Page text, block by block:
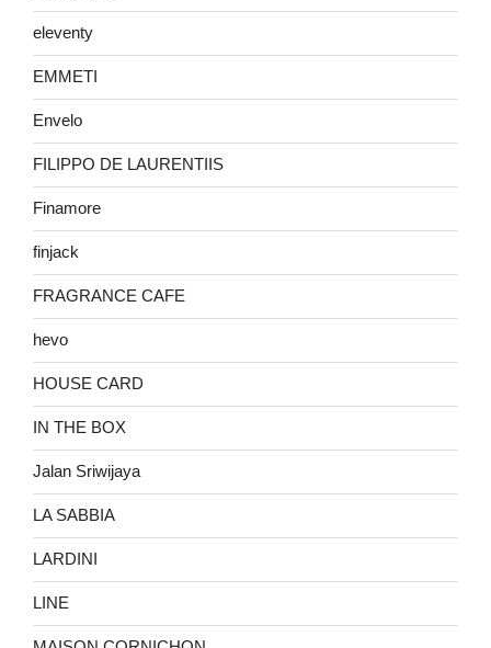
eleventy
EMMETI
Envelo
FILIPPO DE LAURENTIIS
Finamore
finjack
FRAGRANCE CAFE
hevo
HOUSE CARD
IN THE BOX
Jalan Sriwijaya
LA SABBIA
LARDINI
LINE